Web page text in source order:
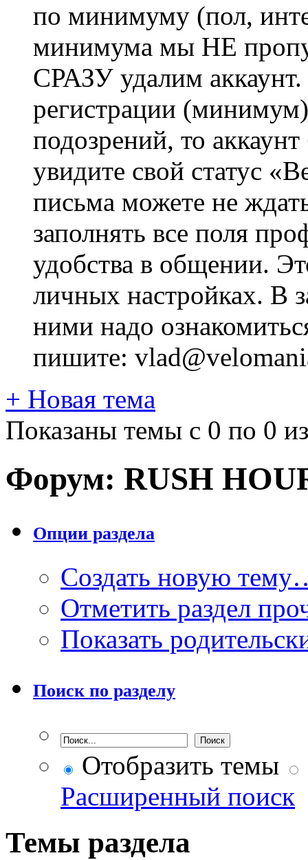
по минимуму (пол,
минимума мы НЕ
СРАЗУ удалим
регистрации
подозрений, то
увидите свой статус
письма можете не
заполнять все поля
удобства в общении.
личных настройках. В
ними надо
пишите:
+ Новая тема
Показаны темы с 0 по 0
Форум: RUSH
Опции раздела
Создать новую
Отметить раздел
Показать
Поиск по разделу
Отобразить темы
Расширенный поиск
Темы раздела